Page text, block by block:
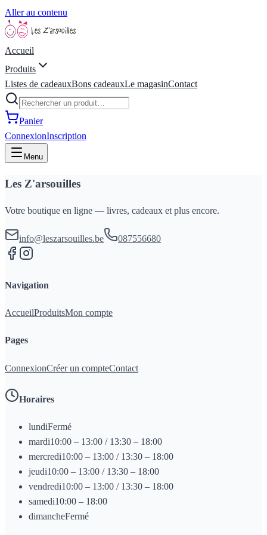
Aller au contenu
Accueil
Produits
Listes de cadeauxBons cadeauxLe magasinContact
Panier
ConnexionInscription
Menu
Les Z'arsouilles
Votre boutique en ligne — livres, cadeaux et plus encore.
info@leszarsouilles.be 087556680
Navigation
AccueilProduitsMon compte
Pages
ConnexionCréer un compteContact
Horaires
lundiFermé
mardi10:00 – 13:00 / 13:30 – 18:00
mercredi10:00 – 13:00 / 13:30 – 18:00
jeudi10:00 – 13:00 / 13:30 – 18:00
vendredi10:00 – 13:00 / 13:30 – 18:00
samedi10:00 – 18:00
dimancheFermé